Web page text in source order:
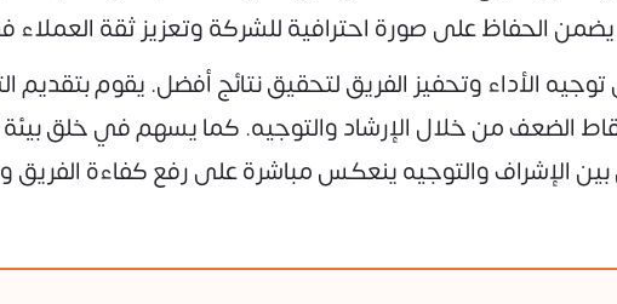
الحفاظ على صورة احترافية للشركة وتعزيز ثقة العملاء
الأداء وتحفيز الفريق لتحقيق نتائج أفضل. يقوم بتقديم
الضعف من خلال الإرشاد والتوجيه. كما يسهم في خلق
بين الإشراف والتوجيه ينعكس مباشرة على رفع كفاءة الفريق